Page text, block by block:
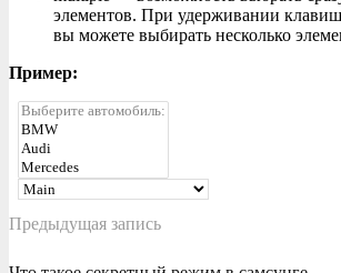
элементов. При удерживании
вы можете выбирать несколько
Пример:
Предыдущая запись